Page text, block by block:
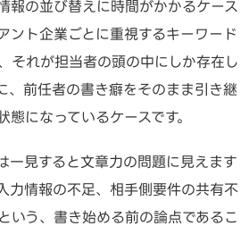
報の並び替えに時間がかかるケース
ント企業ごとに重視するキーワード
それが担当者の頭の中にしか存在し
、前任者の書き癖をそのまま引き継
態になっているケースです。
一見すると文章力の問題に見えます
力情報の不足、相手側要件の共有不
いう、書き始める前の論点であるこ